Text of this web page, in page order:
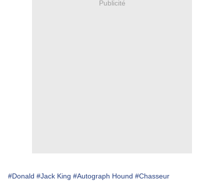
Publicité
#Donald #Jack King #Autograph Hound #Chasseur